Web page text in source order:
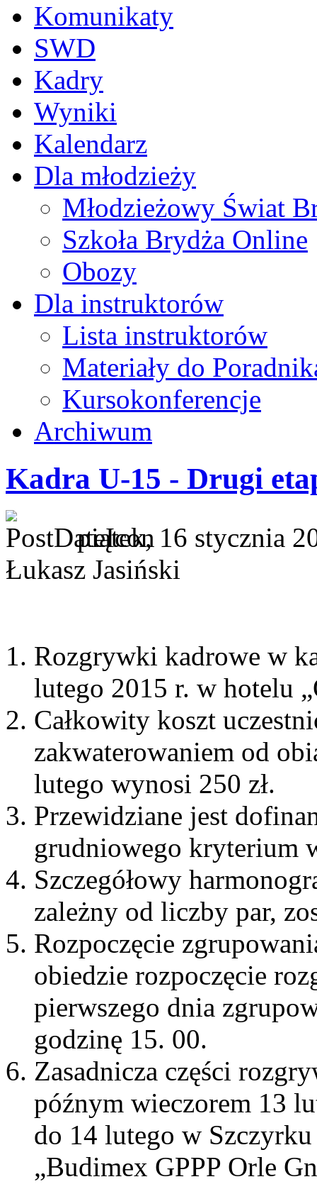
Komunikaty
SWD
Kadry
Wyniki
Kalendarz
Dla młodzieży
Młodzieżowy Świat
Szkoła Brydża Online
Obozy
Dla instruktorów
Lista instruktorów
Materiały do
Kursokonferencje
Archiwum
Kadra U-15 - Drugi
piątek, 16 stycznia
Łukasz Jasiński
Rozgrywki kadrowe w
lutego 2015 r. w hotelu
Całkowity koszt
zakwaterowaniem od
lutego wynosi 250 zł.
Przewidziane jest
grudniowego kryterium
Szczegółowy
zależny od liczby par,
Rozpoczęcie
obiedzie rozpoczęcie
pierwszego dnia
godzinę 15. 00.
Zasadnicza części
późnym wieczorem 13
do 14 lutego w
„Budimex GPPP Orle